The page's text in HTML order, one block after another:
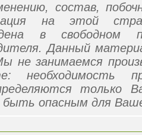
состав,
на этой
в свободном
Данный
не занимаемся
необходимость
только
опасным для